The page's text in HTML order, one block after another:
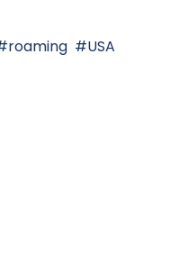
roaming
USA